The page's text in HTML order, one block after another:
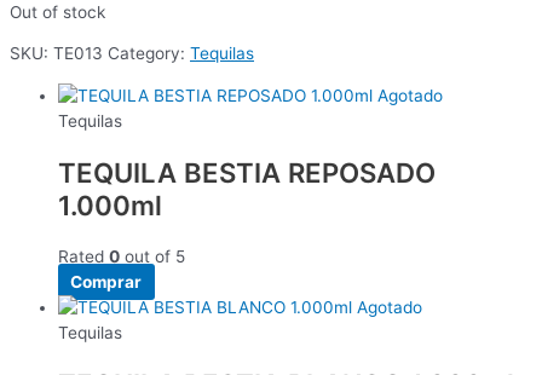
Out of stock
SKU: TE013 Category: Tequilas
Agotado
Tequilas
TEQUILA BESTIA REPOSADO
1.000ml
Rated 0 out of 5
Comprar
Agotado
Tequilas